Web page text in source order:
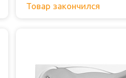
Товар закончился